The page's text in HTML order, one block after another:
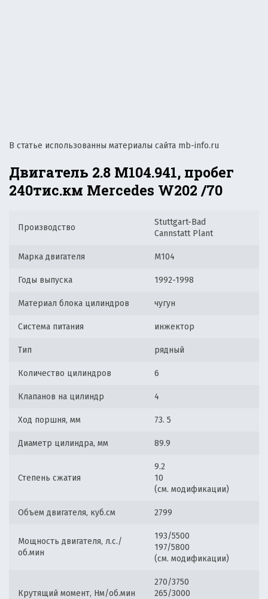
В статье использованны материалы сайта mb-info.ru
Двигатель 2.8 М104.941, пробег
240тис.км Mercedes W202 /70
Производство
Stuttgart-Bad
Cannstatt Plant
Марка двигателя M104
Годы выпуска 1992-1998
Материал блока цилиндров чугун
Система питания инжектор
Тип рядный
Количество цилиндров 6
Клапанов на цилиндр 4
Ход поршня, мм 73. 5
Диаметр цилиндра, мм 89.9
Степень сжатия
9.2
10
(см. модификации)
Объем двигателя, куб.см 2799
Мощность двигателя, л.с./
об.мин
193/5500
197/5800
(см. модификации)
Крутящий момент, Нм/об.мин
270/3750
265/3000